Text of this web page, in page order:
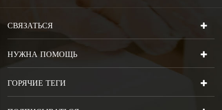
СВЯЗАТЬСЯ
НУЖНА ПОМОЩЬ
ГОРЯЧИЕ ТЕГИ